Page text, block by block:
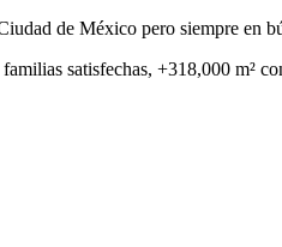
de México pero siempre en
satisfechas, +318,000 m²